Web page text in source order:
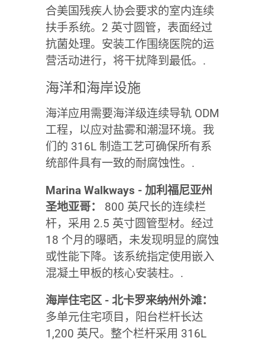
合美国残疾人协会要求的室内连续
扶手系统。2 英寸圆管，表面经过
抗菌处理。安装工作围绕医院的运
营活动进行，将干扰降到最低。.
海洋和海岸设施
海洋应用需要海洋级连续导轨 ODM
工程，以应对盐雾和潮湿环境。我
们的 316L 制造工艺可确保所有系
统部件具有一致的耐腐蚀性。.
Marina Walkways - 加利福尼亚州
圣地亚哥：
800 英尺长的连续栏
杆，采用 2.5 英寸圆管型材。经过
18 个月的曝晒，未发现明显的腐蚀
或性能下降。该系统指定使用嵌入
混凝土甲板的核心安装柱。.
海岸住宅区 - 北卡罗来纳州外滩：
多单元住宅项目，阳台栏杆长达
1,200 英尺。整个栏杆采用 316L